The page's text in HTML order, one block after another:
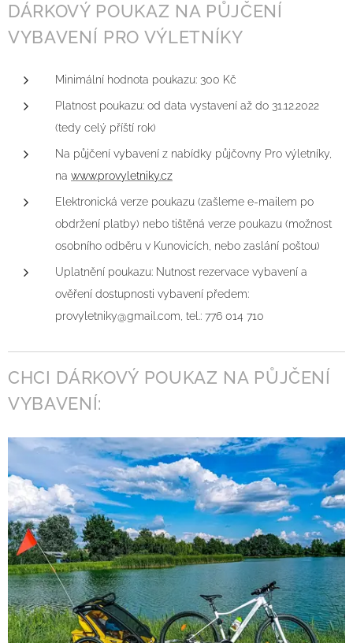
DÁRKOVÝ POUKAZ NA PŮJČENÍ
VYBAVENÍ PRO VÝLETNÍKY
Minimální hodnota poukazu: 300 Kč
Platnost poukazu: od data vystavení až do 31.12.2022
(tedy celý příští rok)
Na půjčení vybavení z nabídky půjčovny Pro výletníky,
na www.provyletniky.cz
Elektronická verze poukazu (zašleme e-mailem po
obdržení platby) nebo tištěná verze poukazu (možnost
osobního odběru v Kunovicích, nebo zaslání poštou)
Uplatnění poukazu: Nutnost rezervace vybavení a
ověření dostupnosti vybavení předem:
provyletniky@gmail.com, tel.: 776 014 710
CHCI DÁRKOVÝ POUKAZ NA PŮJČENÍ
VYBAVENÍ: